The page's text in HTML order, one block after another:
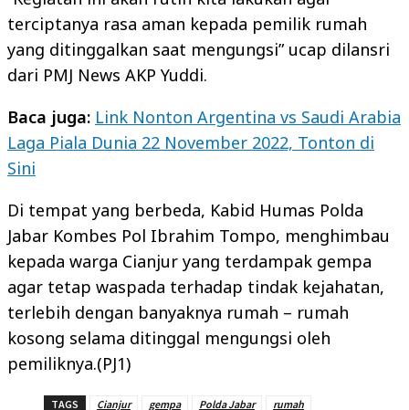
terciptanya rasa aman kepada pemilik rumah
yang ditinggalkan saat mengungsi” ucap dilansri
dari PMJ News AKP Yuddi.
Baca juga: Link Nonton Argentina vs Saudi Arabia
Laga Piala Dunia 22 November 2022, Tonton di
Sini
Di tempat yang berbeda, Kabid Humas Polda
Jabar Kombes Pol Ibrahim Tompo, menghimbau
kepada warga Cianjur yang terdampak gempa
agar tetap waspada terhadap tindak kejahatan,
terlebih dengan banyaknya rumah – rumah
kosong selama ditinggal mengungsi oleh
pemiliknya.(PJ1)
TAGS Cianjur gempa Polda Jabar rumah